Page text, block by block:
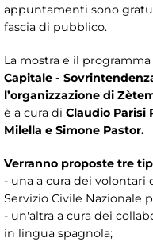
appuntamenti sono
fascia di pubblico.
La mostra e il
Capitale -
l’organizzazione di
è a cura di Claudio Parisi
Milella e Simone Pastor.
Verranno proposte tre
- una a cura dei volontari
Servizio Civile Nazionale
- un'altra a cura dei
in lingua spagnola;